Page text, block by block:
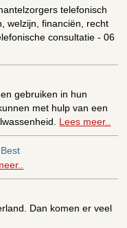
telefonisch
welzijn, financiën, recht
consultatie - 06
gebruiken in hun
met hulp van een
Lees meer..
Dan komen er veel